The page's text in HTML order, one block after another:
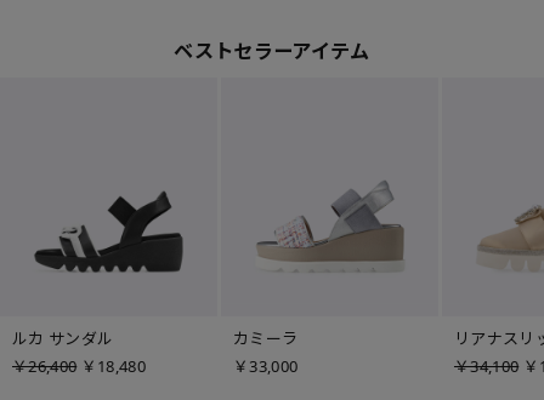
ベストセラーアイテム
ルカ サンダル
￥26,400 ￥18,480
カミーラ
￥33,000
リアナスリ
￥34,100